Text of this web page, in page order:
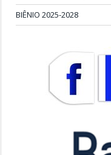
BIÊNIO 2025-2028